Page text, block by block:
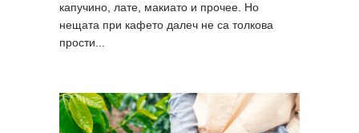
капучино, лате, макиато и прочее. Но
нещата при кафето далеч не са толкова
прости...